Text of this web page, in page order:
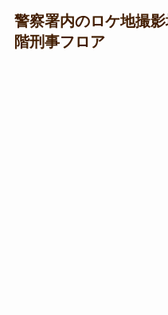
警察署内のロケ地撮
階刑事フロア